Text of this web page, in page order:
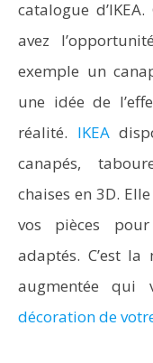
catalogue
avez
exemple un
une idée de
réalité. IKEA
canapés,
chaises en 3D.
vos pièces
adaptés. C’est
augmentée qui
décoration de